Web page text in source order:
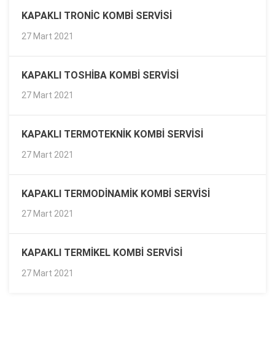
KAPAKLI TRONIC KOMBI SERVISI
27 Mart 2021
KAPAKLI TOSHIBA KOMBI SERVISI
27 Mart 2021
KAPAKLI TERMOTEKNIK KOMBI SERVISI
27 Mart 2021
KAPAKLI TERMODINAMIK KOMBI SERVISI
27 Mart 2021
KAPAKLI TERMIKEL KOMBI SERVISI
27 Mart 2021